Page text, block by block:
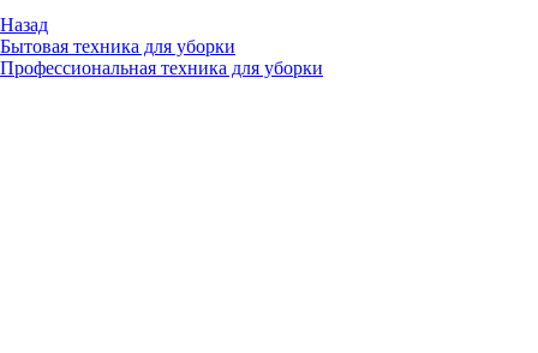
Назад
Бытовая техника для уборки
Профессиональная техника для уборки